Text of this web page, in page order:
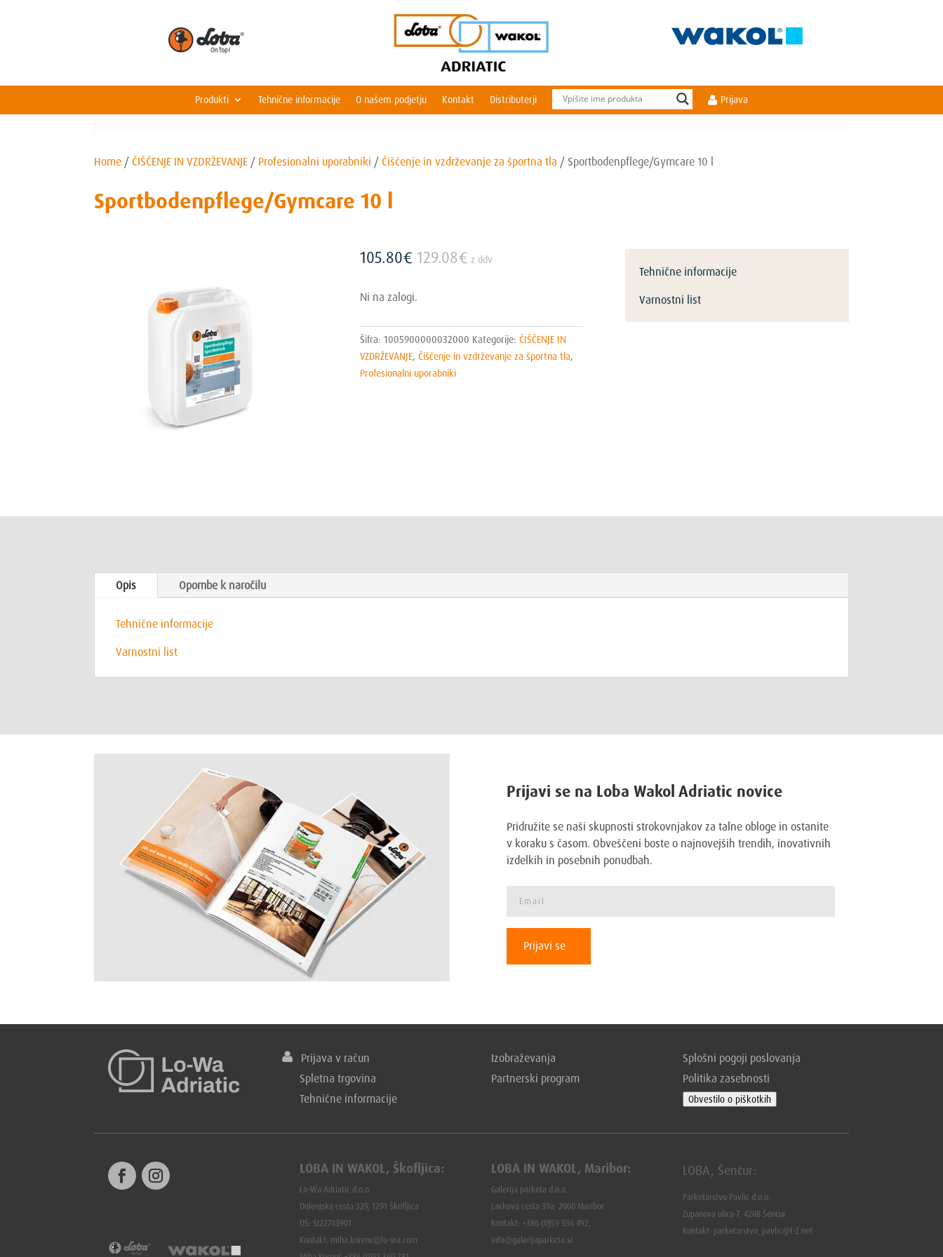
Produkti Tehnične informacije O našem podjetju Kontakt Distributerji Prijava
Home /ČIŠČENJE IN VZDRŽEVANJE / Profesionalni uporabniki /Čiščenje in vzdrževanje za športna tla / Sportbodenpflege/Gymcare 10 l
Sportbodenpflege/Gymcare 10 l
105.80€ 129.08€ z ddv
Ni na zalogi.
Šifra: 1005900000032000 Kategorije: ČIŠČENJE IN
VZDRŽEVANJE, Čiščenje in vzdrževanje za športna tla,
Profesionalni uporabniki
Tehnične informacije
Varnostni list
Opis Opombe k naročilu
Tehnične informacije
Varnostni list
Prijavi se na Loba Wakol Adriatic novice
Pridružite se naši skupnosti strokovnjakov za talne obloge in ostanite
v koraku s časom. Obveščeni boste o najnovejših trendih, inovativnih
izdelkih in posebnih ponudbah.
Prijavi se
Prijava v račun
Spletna trgovina
Tehnične informacije
Izobraževanja
Partnerski program
Splošni pogoji poslovanja
Politika zasebnosti
Obvestilo o piškotkih
LOBA IN WAKOL, Škofljica:
Lo-Wa Adriatic d.o.o.
Dolenjska cesta 329, 1291 Škofljica
DŠ: SI22743901
Kontakt: miha.korenc@lo-wa.com
LOBA IN WAKOL, Maribor:
Galerija parketa d.o.o.
Lackova cesta 39a, 2000 Maribor
Kontakt: +386 (0)59 936 492,
info@galerijaparketa.si
LOBA, Šenčur:
Parketarstvo Pavlič d.o.o.
Zupanova ulica 7, 4208 Šenčur
Kontakt: parketarstvo_pavlic@t-2.net